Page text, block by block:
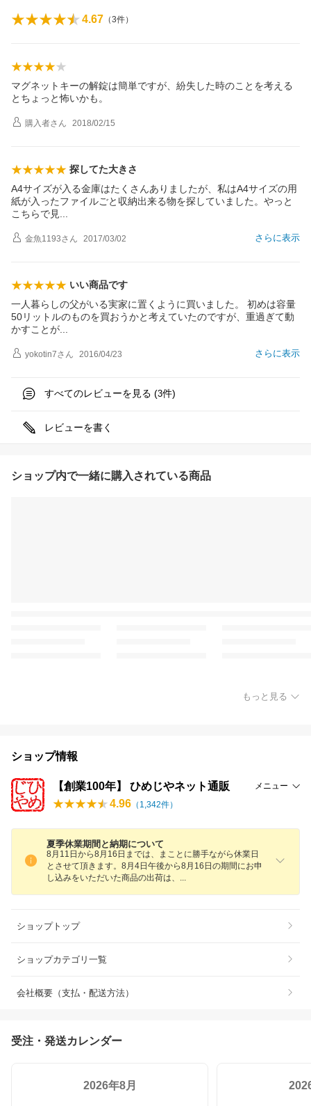
4.67 （3件）
マグネットキーの解錠は簡単ですが、紛失した時のことを考える
とちょっと怖いかも。
購入者さん 2018/02/15
探してた大きさ
A4サイズが入る金庫はたくさんありましたが、私はA4サイズの用
紙が入ったファイルごと収納出来る物を探していました。やっと
こちらで見
さらに表示
金魚1193さん 2017/03/02
いい商品です
一人暮らしの父がいる実家に置くように買いました。 初めは容量
50リットルのものを買おうかと考えていたのですが、重過ぎて動
かすことが
さらに表示
yokotin7さん 2016/04/23
すべてのレビューを見る (3件)
レビューを書く
ショップ内で一緒に購入されている商品
もっと見る
ショップ情報
【創業100年】 ひめじやネット通販 メニュー
4.96 （ 1,342件）
夏季休業期間と納期について
8月11日から8月16日までは、まことに勝手ながら休業日
とさせて頂きます。8月4日午後から8月16日の期間にお申
し込みをいただいた商品の出荷は、
ショップトップ
ショップカテゴリ一覧
会社概要（支払・配送方法）
受注・発送カレンダー
2026年8月